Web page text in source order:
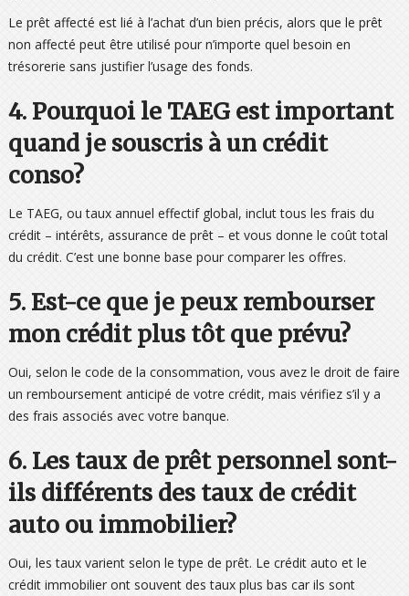
Le prêt affecté est lié à l’achat d’un bien précis, alors que le prêt
non affecté peut être utilisé pour n’importe quel besoin en
trésorerie sans justifier l’usage des fonds.
4. Pourquoi le TAEG est important
quand je souscris à un crédit
conso?
Le TAEG, ou taux annuel effectif global, inclut tous les frais du
crédit – intérêts, assurance de prêt – et vous donne le coût total
du crédit. C’est une bonne base pour comparer les offres.
5. Est-ce que je peux rembourser
mon crédit plus tôt que prévu?
Oui, selon le code de la consommation, vous avez le droit de faire
un remboursement anticipé de votre crédit, mais vérifiez s’il y a
des frais associés avec votre banque.
6. Les taux de prêt personnel sont-
ils différents des taux de crédit
auto ou immobilier?
Oui, les taux varient selon le type de prêt. Le crédit auto et le
crédit immobilier ont souvent des taux plus bas car ils sont